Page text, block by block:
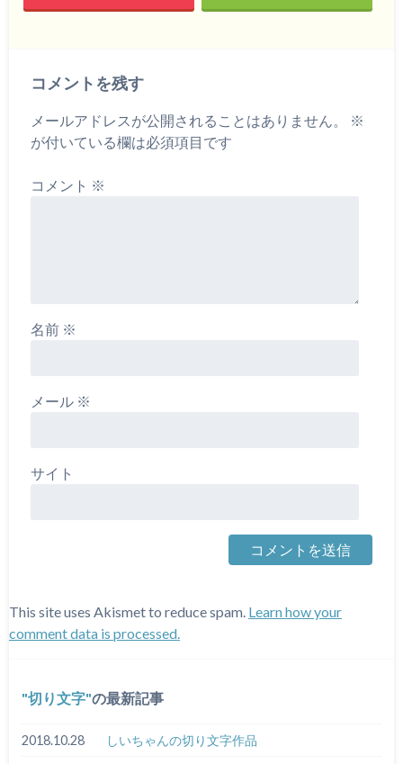
コメントを残す
メールアドレスが公開されることはありません。
※
が付いている欄は必須項目です
コメント ※
名前 ※
メール ※
サイト
This site uses Akismet to reduce spam. Learn how your
comment data is processed.
切り文字 の最新記事
2018.10.28 しいちゃんの切り文字作品